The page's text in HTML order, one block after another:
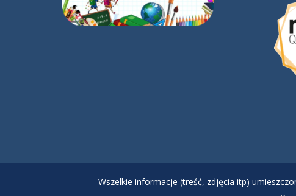
Wszelkie informacje (treść, zdjęcia itp)